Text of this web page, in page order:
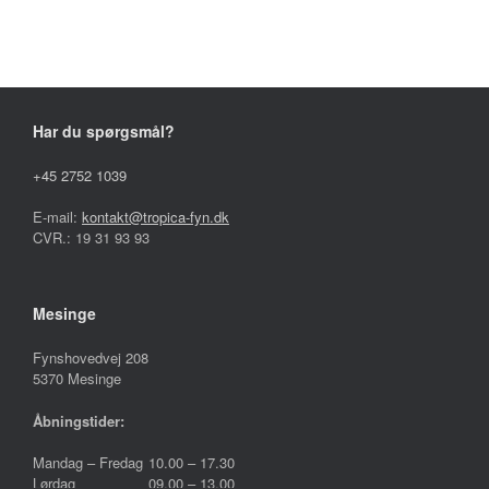
på
på
Har du spørgsmål?
+45 2752 1039
E-mail: kontakt@tropica-fyn.dk
CVR.: 19 31 93 93
Mesinge
Fynshovedvej 208
5370 Mesinge
Åbningstider:
Mandag – Fredag
Lørdag
10.00 – 17.30
09.00 – 13.00